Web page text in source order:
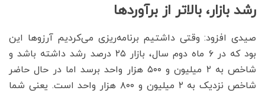
رشد بازار، بالاتر از برآوردها
صیدی افزود: وقتی داشتیم برنامه‌ریزی می‌کردیم آرزوها این
بود که در ۶ ماه دوم سال، بازار ۲۵ درصد رشد داشته باشد و
شاخص به ۲ میلیون و ۵۰۰ هزار واحد برسد اما در حال حاضر
شاخص نزدیک به ۲ میلیون و ۸۰۰ هزار واحد است. یعنی شما